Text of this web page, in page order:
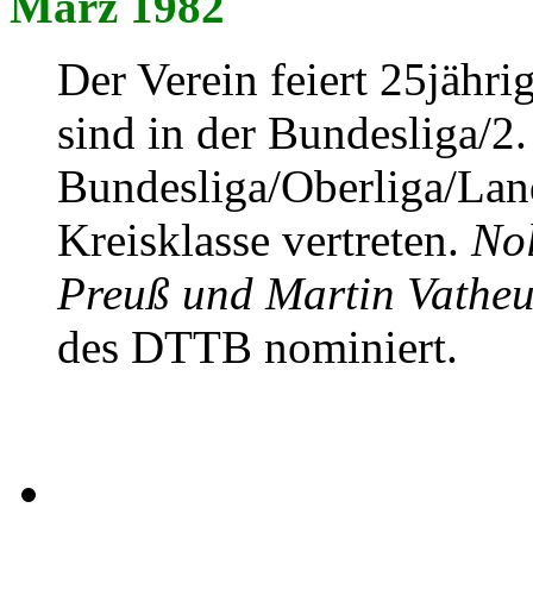
Der Verein feiert
sind in der Bundesliga/2.
Bundesliga/Oberliga/
Kreisklasse vertreten.
Preuß und Martin
des DTTB nominiert.